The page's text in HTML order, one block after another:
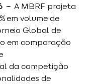
– A MBRF projeta
em volume de
Global de
em comparação
da competição
de